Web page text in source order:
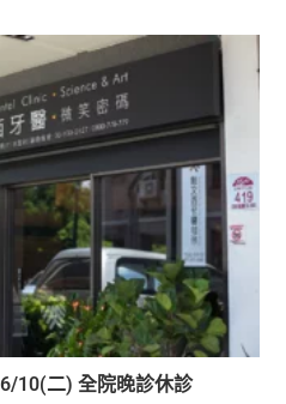
10(二) 全院晚診休診